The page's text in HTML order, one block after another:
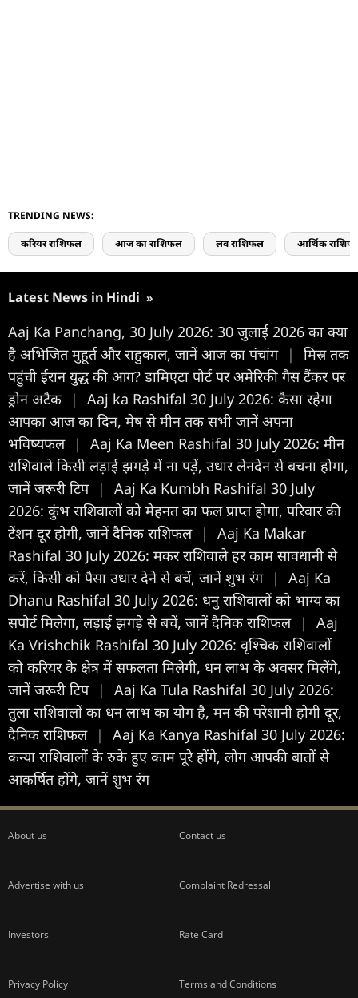
TRENDING NEWS:
करियर राशिफल आज का राशिफल लव राशिफल आर्थिक
Latest News in Hindi »
Aaj Ka Panchang, 30 July 2026: 30 जुलाई 2026 का क्या
है अभिजित मुहूर्त और राहुकाल, जानें आज का पंचांग |
मिस्र तक
पहुंची ईरान युद्ध की आग? डामिएटा पोर्ट पर अमेरिकी गैस टैंकर पर
ड्रोन अटैक
|
Aaj ka Rashifal 30 July 2026: कैसा रहेगा
आपका आज का द‍िन, मेष से मीन तक सभी जानें अपना
भविष्यफल |
Aaj Ka Meen Rashifal 30 July 2026: मीन
राशिवाले किसी लड़ाई झगड़े में ना पड़ें, उधार लेनदेन से बचना होगा,
जानें जरूरी टिप |
Aaj Ka Kumbh Rashifal 30 July
2026: कुंभ राशिवालों को मेहनत का फल प्राप्त होगा, परिवार की
टेंशन दूर होगी, जानें दैनिक राशिफल |
Aaj Ka Makar
Rashifal 30 July 2026: मकर राशिवाले हर काम सावधानी से
करें, किसी को पैसा उधार देने से बचें, जानें शुभ रंग |
Aaj Ka
Dhanu Rashifal 30 July 2026: धनु राशिवालों को भाग्य का
सपोर्ट मिलेगा, लड़ाई झगड़े से बचें, जानें दैनिक राशिफल |
Aaj
Ka Vrishchik Rashifal 30 July 2026: वृश्चिक राशिवालों
को करियर के क्षेत्र में सफलता मिलेगी, धन लाभ के अवसर मिलेंगे,
जानें जरूरी टिप |
Aaj Ka Tula Rashifal 30 July 2026:
तुला राशिवालों का धन लाभ का योग है, मन की परेशानी होगी दूर,
दैनिक राशिफल |
Aaj Ka Kanya Rashifal 30 July 2026:
कन्या राशिवालों के रुके हुए काम पूरे होंगे, लोग आपकी बातों से
आकर्षित होंगे, जानें शुभ रंग
About us Contact us
Advertise with us Complaint Redressal
Investors Rate Card
Privacy Policy Terms and Conditions